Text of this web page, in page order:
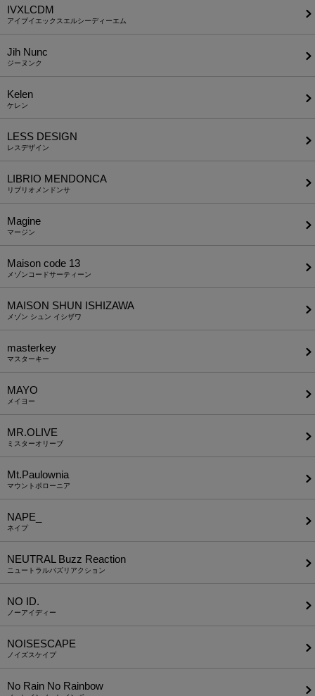
IVXLCDM
アイブイエックスエルシーディーエム
Jih Nunc
ジーヌンク
Kelen
ケレン
LESS DESIGN
レスデザイン
LIBRIO MENDONCA
リブリオメンドンサ
Magine
マージン
Maison code 13
メゾンコードサーティーン
MAISON SHUN ISHIZAWA
メゾン シュン イシザワ
masterkey
マスターキー
MAYO
メイヨー
MR.OLIVE
ミスターオリーブ
Mt.Paulownia
マウントポローニア
NAPE_
ネイプ
NEUTRAL Buzz Reaction
ニュートラルバズリアクション
NO ID.
ノーアイディー
NOISESCAPE
ノイズスケイプ
No Rain No Rainbow